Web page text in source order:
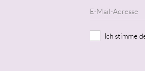
Ich stimme